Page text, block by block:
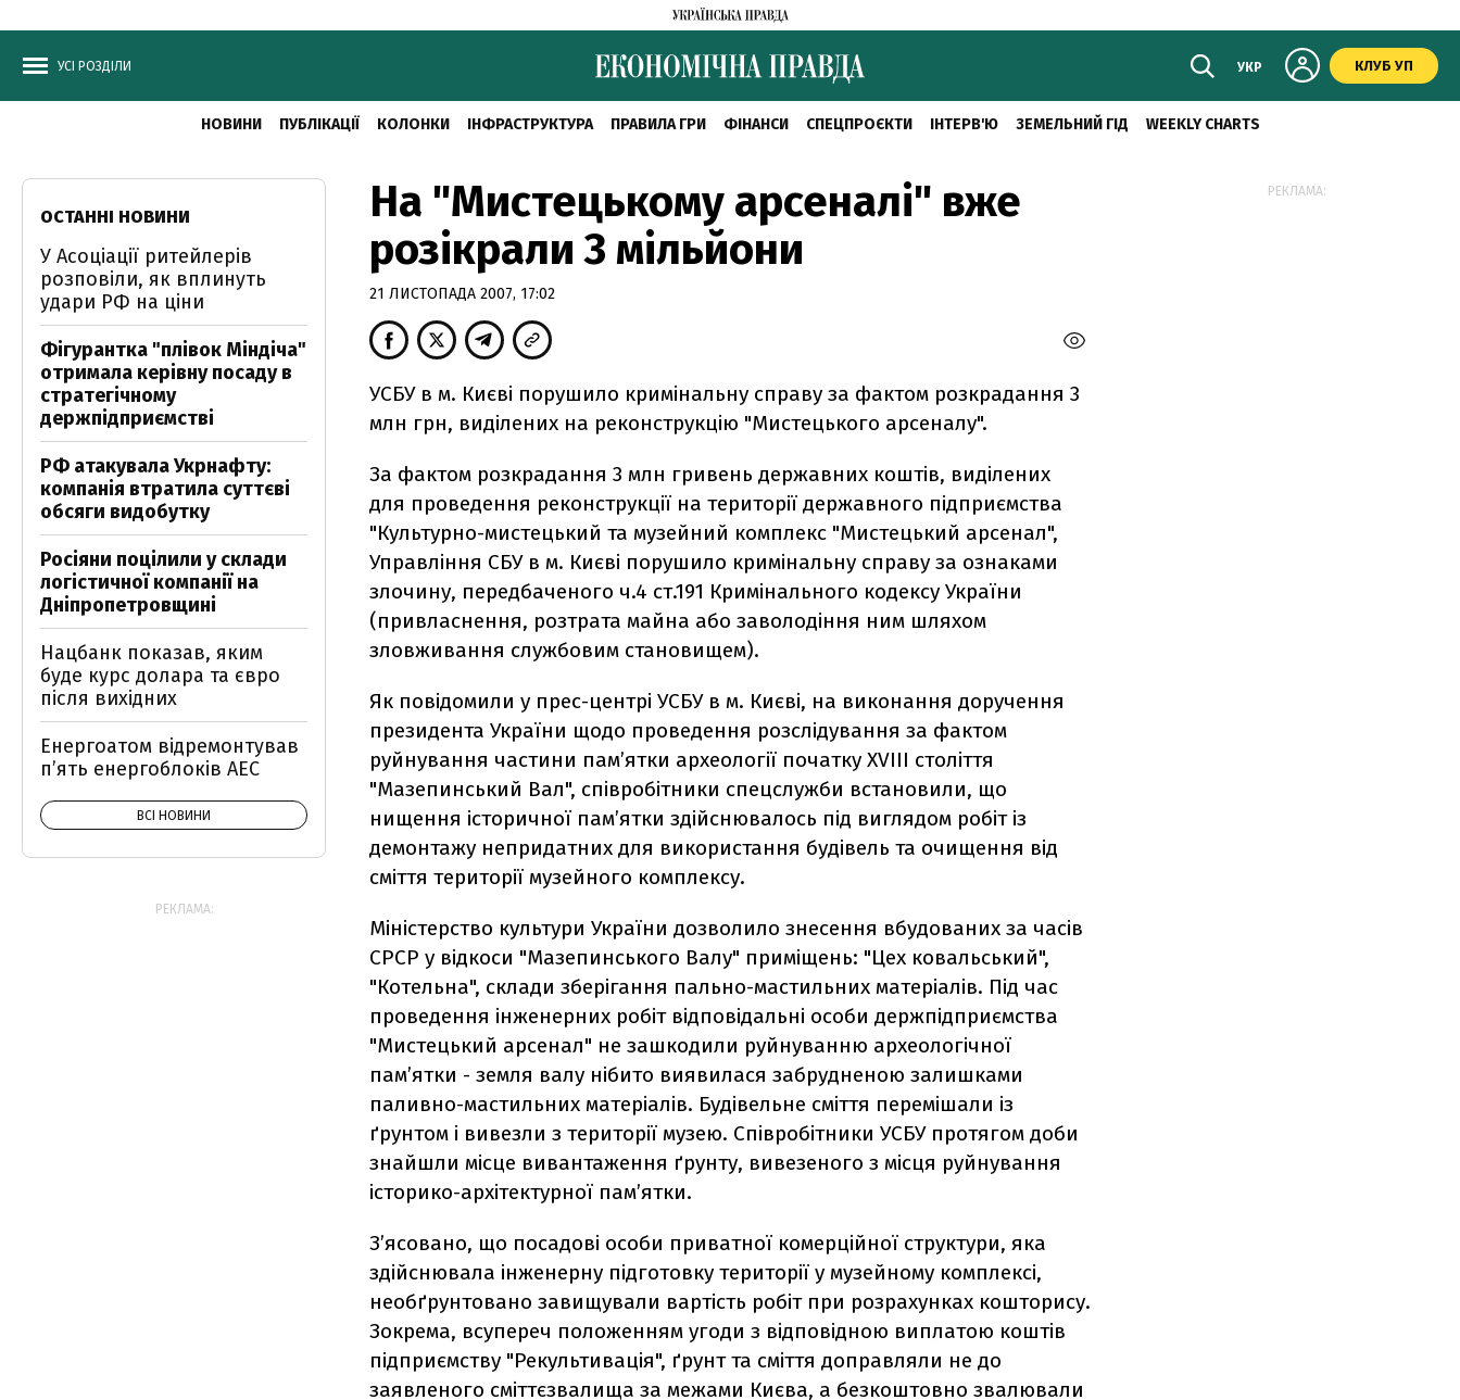
УСІ РОЗДІЛИ УКР КЛУБ УП
НОВИНИ ПУБЛІКАЦІЇ КОЛОНКИ ІНФРАСТРУКТУРА ПРАВИЛА ГРИ ФІНАНСИ СПЕЦПРОЄКТИ ІНТЕРВ'Ю ЗЕМЕЛЬНИЙ ГІД WEEKLY CHARTS
На "Мистецькому арсеналі" вже
розікрали 3 мільйони
21 ЛИСТОПАДА 2007, 17:02
УСБУ в м. Києві порушило кримінальну справу за фактом розкрадання 3
млн грн, виділених на реконструкцію "Мистецького арсеналу".
За фактом розкрадання 3 млн гривень державних коштів, виділених
для проведення реконструкції на території державного підприємства
"Культурно-мистецький та музейний комплекс "Мистецький арсенал",
Управління СБУ в м. Києві порушило кримінальну справу за ознаками
злочину, передбаченого ч.4 ст.191 Кримінального кодексу України
(привласнення, розтрата майна або заволодіння ним шляхом
зловживання службовим становищем).
Як повідомили у прес-центрі УСБУ в м. Києві, на виконання доручення
президента України щодо проведення розслідування за фактом
руйнування частини пам’ятки археології початку XVIII століття
"Мазепинський Вал", співробітники спецслужби встановили, що
нищення історичної пам’ятки здійснювалось під виглядом робіт із
демонтажу непридатних для використання будівель та очищення від
сміття території музейного комплексу.
Міністерство культури України дозволило знесення вбудованих за часів
СРСР у відкоси "Мазепинського Валу" приміщень: "Цех ковальський",
"Котельна", склади зберігання пально-мастильних матеріалів. Під час
проведення інженерних робіт відповідальні особи держпідприємства
"Мистецький арсенал" не зашкодили руйнуванню археологічної
пам’ятки - земля валу нібито виявилася забрудненою залишками
паливно-мастильних матеріалів. Будівельне сміття перемішали із
ґрунтом і вивезли з території музею. Співробітники УСБУ протягом доби
знайшли місце вивантаження ґрунту, вивезеного з місця руйнування
історико-архітектурної пам’ятки.
З’ясовано, що посадові особи приватної комерційної структури, яка
здійснювала інженерну підготовку території у музейному комплексі,
необґрунтовано завищували вартість робіт при розрахунках кошторису.
Зокрема, всупереч положенням угоди з відповідною виплатою коштів
підприємству "Рекультивація", ґрунт та сміття доправляли не до
заявленого сміттєзвалища за межами Києва, а безкоштовно звалювали
ОСТАННІ НОВИНИ
У Асоціації ритейлерів
розповіли, як вплинуть
удари РФ на ціни
Фігурантка "плівок Міндіча"
отримала керівну посаду в
стратегічному
держпідприємстві
РФ атакувала Укрнафту:
компанія втратила суттєві
обсяги видобутку
Росіяни поцілили у склади
логістичної компанії на
Дніпропетровщині
Нацбанк показав, яким
буде курс долара та євро
після вихідних
Енергоатом відремонтував
п’ять енергоблоків АЕС
ВСІ НОВИНИ
РЕКЛАМА:
РЕКЛАМА: